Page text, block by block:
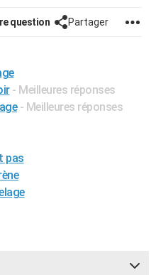
question Partager
- Meilleures réponses
- Meilleures réponses
pas